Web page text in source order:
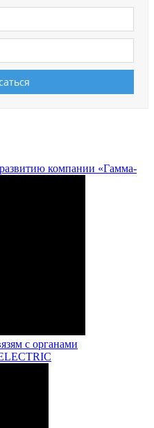
компании «Гамма-
с органами